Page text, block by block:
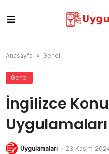
content
Anasayfa » Genel
Genel
İngilizce
Uygulamaları
Uygulamaları - 23 Kasım